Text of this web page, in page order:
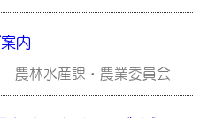
内
農林水産課・農業委員会